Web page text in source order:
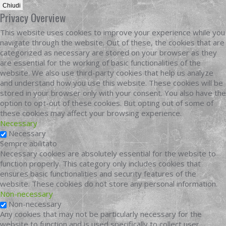
Chiudi
Privacy Overview
This website uses cookies to improve your experience while you
navigate through the website. Out of these, the cookies that are
categorized as necessary are stored on your browser as they
are essential for the working of basic functionalities of the
website. We also use third-party cookies that help us analyze
and understand how you use this website. These cookies will be
stored in your browser only with your consent. You also have the
option to opt-out of these cookies. But opting out of some of
these cookies may affect your browsing experience.
Necessary
Necessary
Sempre abilitato
Necessary cookies are absolutely essential for the website to
function properly. This category only includes cookies that
ensures basic functionalities and security features of the
website. These cookies do not store any personal information.
Non-necessary
Non-necessary
Any cookies that may not be particularly necessary for the